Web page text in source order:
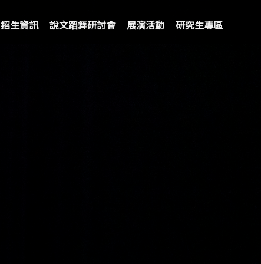
招生資訊 說文蹈舞研討會 展演活動 研究生專區